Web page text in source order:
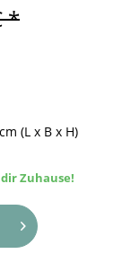
*
(L x B x H)
Zuhause!